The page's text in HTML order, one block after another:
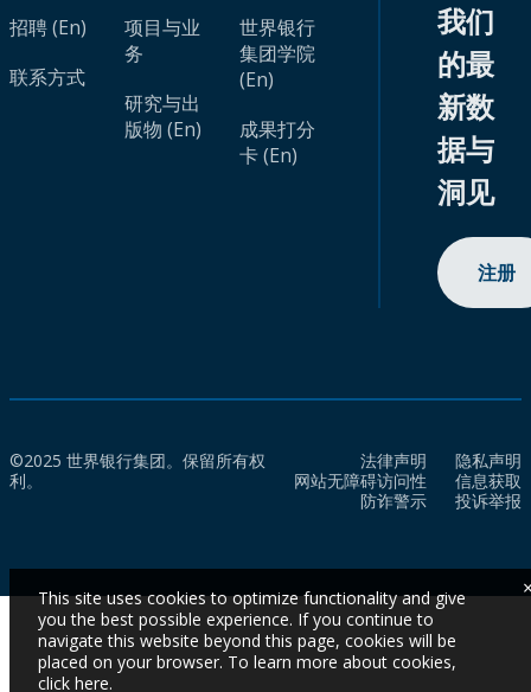
招聘 (En)
联系方式
项目与业
务
研究与出
版物 (En)
世界银行
集团学院
(En)
成果打分
卡 (En)
我们
的最
新数
据与
洞见
注册
©2025 世界银行集团。保留所有权
利。
法律声明
隐私声明
网站无障碍访问性
信息获取
防诈警示
投诉举报
This site uses cookies to optimize functionality and give
you the best possible experience. If you continue to
navigate this website beyond this page, cookies will be
placed on your browser. To learn more about cookies,
click here.